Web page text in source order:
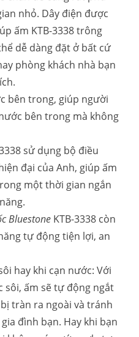
nhỏ. Dây điện được
ấm KTB-3338 trông
dễ dàng đặt ở bất cứ
phòng khách nhà bạn
bên trong, giúp người
bên trong mà không
sử dụng bộ điều
đại của Anh, giúp ấm
một thời gian ngắn
Bluestone KTB-3338 còn
tự động tiện lợi, an
hay khi cạn nước: Với
sôi, ấm sẽ tự động ngắt
tràn ra ngoài và tránh
đình bạn. Hay khi bạn